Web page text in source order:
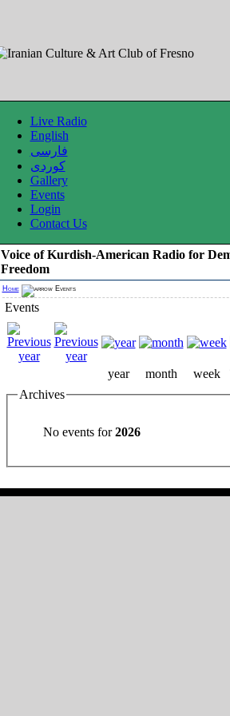
Live Radio
English
فارسی
کوردی
Gallery
Events
Login
Contact Us
Voice of Kurdish-American Radio for
Freedom
Home Events
Events
year month week
Archives
No events for2026